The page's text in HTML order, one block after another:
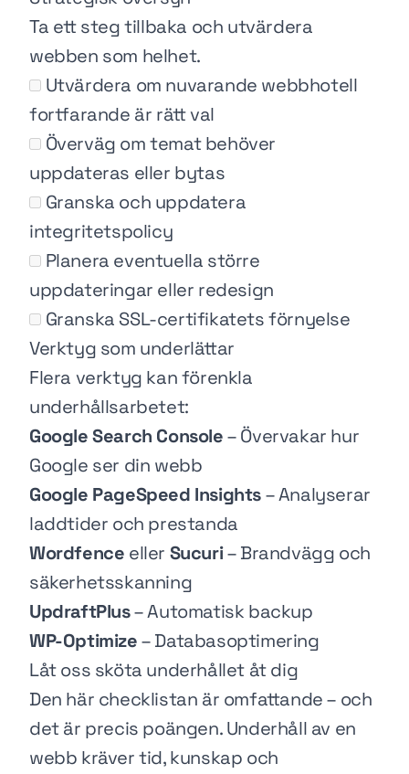
Ta ett steg tillbaka och utvärdera
webben som helhet.
Utvärdera om nuvarande webbhotell
fortfarande är rätt val
Överväg om temat behöver
uppdateras eller bytas
Granska och uppdatera
integritetspolicy
Planera eventuella större
uppdateringar eller redesign
Granska SSL-certifikatets förnyelse
Verktyg som underlättar
Flera verktyg kan förenkla
underhållsarbetet:
Google Search Console– Övervakar hur
Google ser din webb
Google PageSpeed Insights– Analyserar
laddtider och prestanda
Wordfence eller Sucuri– Brandvägg och
säkerhetsskanning
UpdraftPlus– Automatisk backup
WP-Optimize– Databasoptimering
Låt oss sköta underhållet åt dig
Den här checklistan är omfattande – och
det är precis poängen. Underhåll av en
webb kräver tid, kunskap och